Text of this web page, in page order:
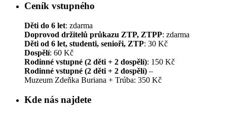
Ceník vstupného
Děti do 6 let: zdarma
Doprovod držitelů průkazu ZTP, ZTPP: zdarma
Děti od 6 let, studenti, senioři, ZTP: 30 Kč
Dospělí: 60 Kč
Rodinné vstupné (2 děti + 2 dospělí): 150 Kč
Rodinné vstupné (2 děti + 2 dospělí) –
Muzeum Zdeňka Buriana + Trúba: 350 Kč
Kde nás najdete